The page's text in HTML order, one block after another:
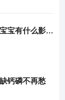
什么是乳糖不耐受？对宝宝有什么影响？
钙磷不再愁